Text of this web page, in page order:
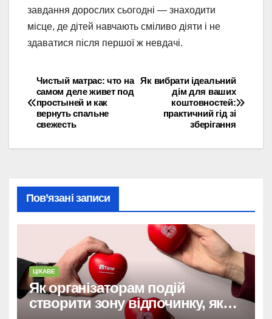
завдання дорослих сьогодні — знаходити
місце, де дітей навчають сміливо діяти і не
здаватися після першої ж невдачі.
Навігація
записів
Як вибрати ідеальний
дім для ваших
коштовностей:
практичний гід зі
зберігання
Чистый матрас: что на
самом деле живет под
простыней и как
вернуть спальне
свежесть
Пов’язані записи
ЦІКАВЕ
Як організаторам подій
створити зону відпочинку, яку